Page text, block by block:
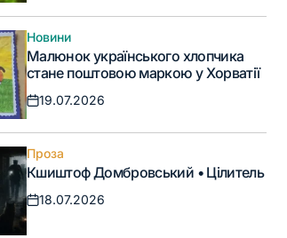
Опублікувати
у
Новини
Малюнок українського хлопчика
стане поштовою маркою у Хорватії
Дата
19.07.2026
Опублікувати
у
Проза
Кшиштоф Домбровський • Цілитель
Дата
запису
18.07.2026